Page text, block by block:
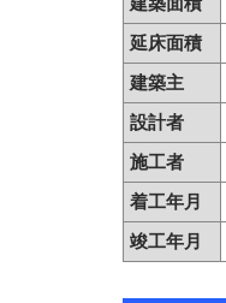
延床面積
建築主
設計者
施工者
着工年月
竣工年月